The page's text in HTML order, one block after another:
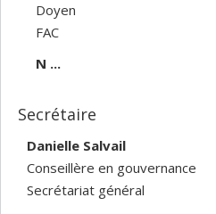
Doyen
FAC
N ...
Secrétaire
Danielle Salvail
Conseillère en gouvernance
Secrétariat général